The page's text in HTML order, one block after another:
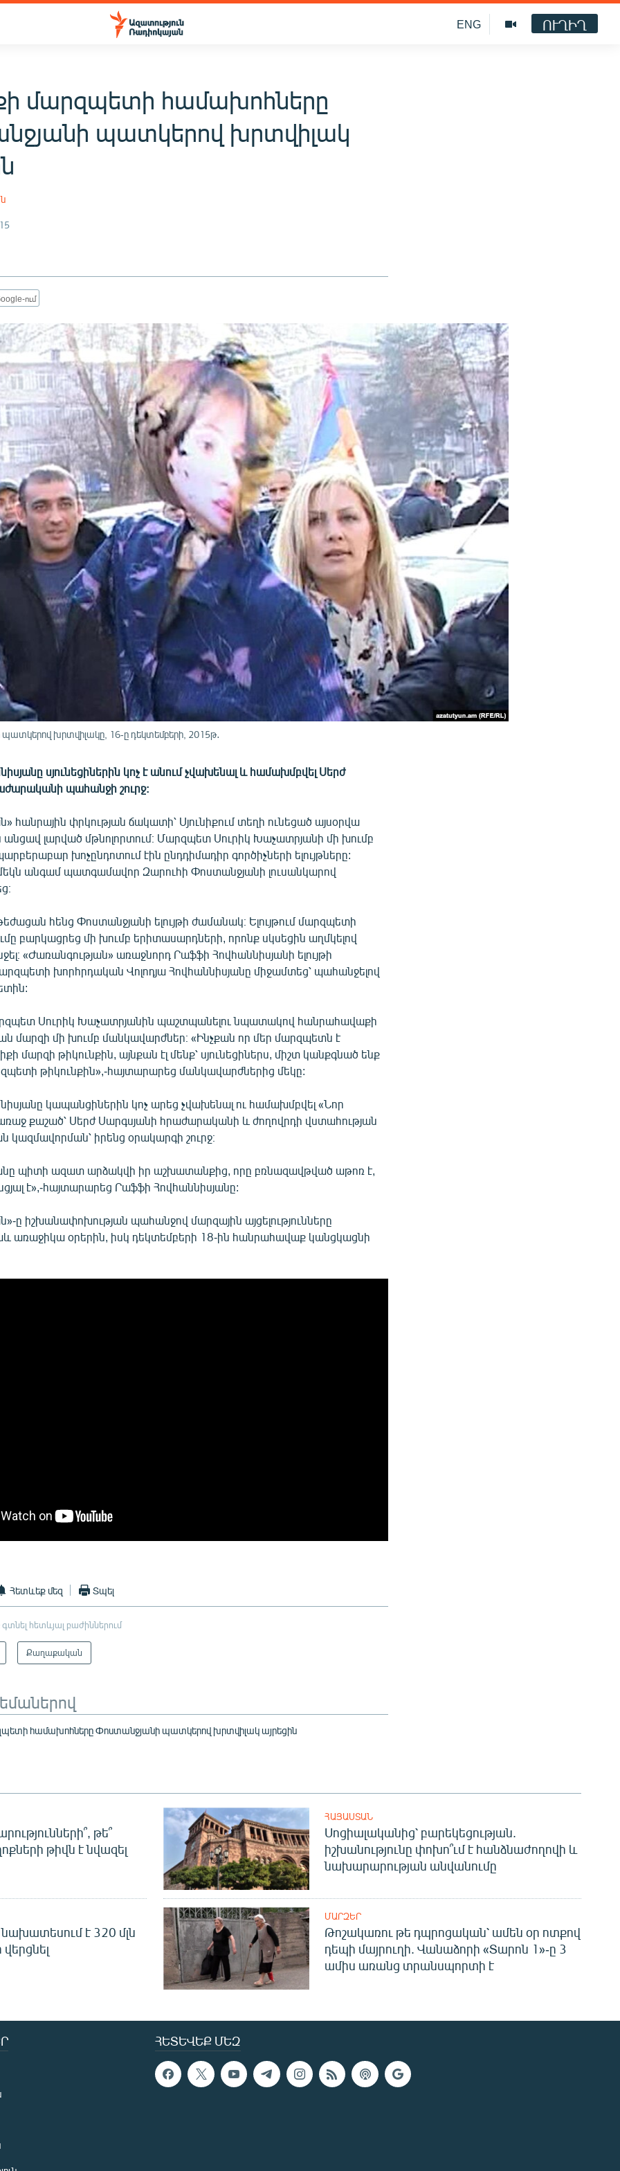
ENG ՈՒՂԻՂ
մարզպետի համախոհները
պատկերով խրտվիլակ
ում
խրտվիլակը, 16-ը դեկտեմբերի, 2015թ․
սյունեցիներին կոչ է անում չվախենալ և համախմբվել Սերժ
պահանջի շուրջ:
հանրային փրկության ճակատի՝ Սյունիքում տեղի ունեցած այսօրվա
լարված մթնոլորտում։ Մարզպետ Սուրիկ Խաչատրյանի մի խումբ
խոչընդոտում էին ընդդիմադիր գործիչների ելույթները:
անգամ պատգամավոր Զարուհի Փոստանջյանի լուսանկարով
հենց Փոստանջյանի ելույթի ժամանակ։ Ելույթում մարզպետի
բարկացրեց մի խումբ երիտասարդների, որոնք սկսեցին աղմկելով
«Ժառանգության» առաջնորդ Րաֆֆի Հովհաննիսյանի ելույթի
խորհրդական Վոլոդյա Հովհաննիսյանը միջամտեց՝ պահանջելով
Սուրիկ Խաչատրյանին պաշտպանելու նպատակով հանրահավաքի
մարզի մի խումբ մանկավարժներ։ «Ինչքան որ մեր մարզպետն է
մարզի թիկունքին, այնքան էլ մենք՝ սյունեցիներս, միշտ կանքգնած ենք
թիկունքին»,-հայտարարեց մանկավարժներից մեկը:
կապանցիներին կոչ արեց չվախենալ ու համախմբվել «Նոր
քաշած՝ Սերժ Սարգսյանի հրաժարականի և ժողովրդի վստահության
կազմավորման՝ իրենց օրակարգի շուրջ։
պիտի ազատ արձակվի իր աշխատանքից, որը բռնազավթված աթոռ է,
է»,-հայտարարեց Րաֆֆի Հովհաննիսյանը:
ը իշխանափոխության պահանջով մարզային այցելությունները
առաջիկա օրերին, իսկ դեկտեմբերի 18-ին հանրահավաք կանցկացնի
Հետևեք մեզ Տպել
հետևյալ բաժիններում
Քաղաքական
համախոհները Փոստանջյանի պատկերով խրտվիլակ այրեցին
թե՞
թիվն է նվազել
ՀԱՅԱՍՏԱՆ
Սոցիալականից՝ բարեկեցության.
իշխանությունը փոխո՞ւմ է հանձնաժողովի և
նախարարության անվանումը
է 320 մլն
ՄԱՐԶԵՐ
Թոշակառու թե դպրոցական՝ ամեն օր ոտքով
դեպի մայրուղի. Վանաձորի «Տարոն 1»-ը 3
ամիս առանց տրանսպորտի է
ՀԵՏԵՎԵՔ ՄԵԶ